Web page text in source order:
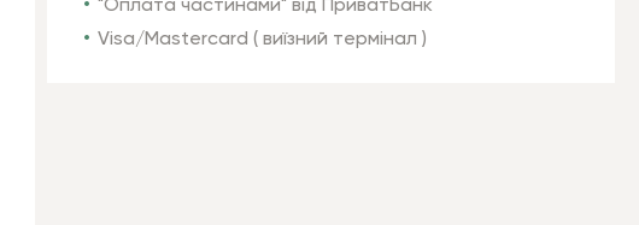
"Оплата частинами" від ПриватБанк
Visa/Mastercard ( виїзний термінал )